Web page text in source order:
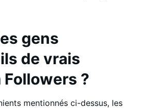
gens
de vrais
?
mentionnés ci-dessus, les